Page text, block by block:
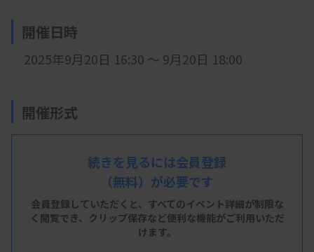
開催日時
2025年9月20日 16:30 ～ 9月20日 18:00
開催形式
現地開催
J:COMホルトホール大分 2階 講義室
※大分県大分市金池南一丁目5番1号
続きを見るには会員登録
（無料）が必要です
会員登録していただくと、すべてのイベント詳細が制限な
く閲覧でき、 クリップ保存など便利な機能がご利用いただ
けます。